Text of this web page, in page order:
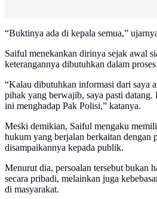
“Buktinya ada di kepala semua,”
Saiful menekankan dirinya sejak awal
keterangannya dibutuhkan dalam
“Kalau dibutuhkan informasi dari saya
pihak yang berwajib, saya pasti datang.
ini menghadap Pak Polisi,” katanya.
Meski demikian, Saiful mengaku
hukum yang berjalan berkaitan dengan
disampaikannya kepada publik.
Menurut dia, persoalan tersebut bukan
secara pribadi, melainkan juga
di masyarakat.